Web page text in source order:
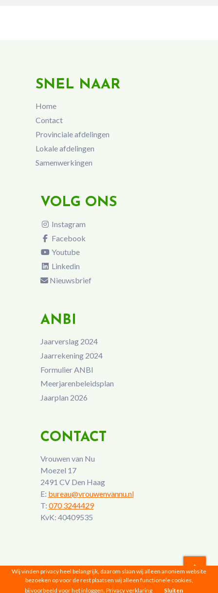
SNEL NAAR
Home
Contact
Provinciale afdelingen
Lokale afdelingen
Samenwerkingen
VOLG ONS
Instagram
Facebook
Youtube
Linkedin
Nieuwsbrief
ANBI
Jaarverslag 2024
Jaarrekening 2024
Formulier ANBI
Meerjarenbeleidsplan
Jaarplan 2026
CONTACT
Vrouwen van Nu
Moezel 17
2491 CV Den Haag
E: bureau@vrouwenvannu.nl
T: 070 3244429
KvK: 40409535
Vrouwen van Nu © 2026 |Privacyverklaring
Wij vinden privacy heel belangrijk, daarom slaan wij alleen anoniem website
bezoeken op voor de rest plaatsen wij alleen functionele cookies,
bijvoorbeeld voor het inloggen. Privacy verklaring Sluiten